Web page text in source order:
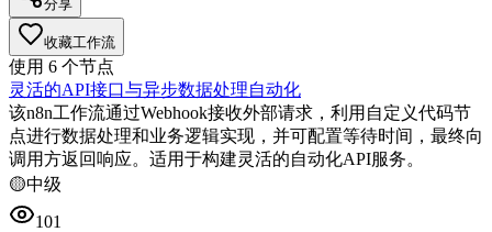
分享
收藏工作流
使用 6 个节点
灵活的API接口与异步数据处理自动化
该n8n工作流通过Webhook接收外部请求，利用自定义代码节
点进行数据处理和业务逻辑实现，并可配置等待时间，最终向
调用方返回响应。适用于构建灵活的自动化API服务。
🟡中级
101